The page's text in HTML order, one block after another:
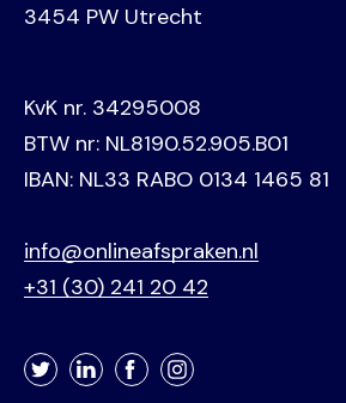
3454 PW Utrecht
KvK nr. 34295008
BTW nr: NL8190.52.905.B01
IBAN: NL33 RABO 0134 1465 81
info@onlineafspraken.nl
+31 (30) 241 20 42
TwitterLinkedInFacebookInstagram